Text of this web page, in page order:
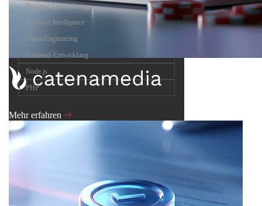
Backend-Entwicklung
Business Intelligence
Daten-Engineering
Frontend-Entwicklung
Node.js
PHP
Mehr erfahren